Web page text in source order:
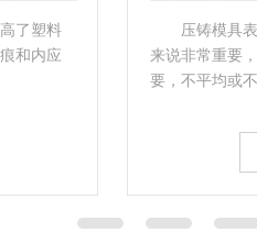
压铸模具表面温度
来说非常重要，因此选
要，不平均或不···